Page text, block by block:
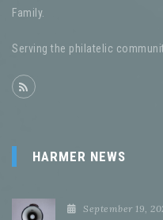
Family.
Serving the philatelic
HARMER NEWS
September 19,